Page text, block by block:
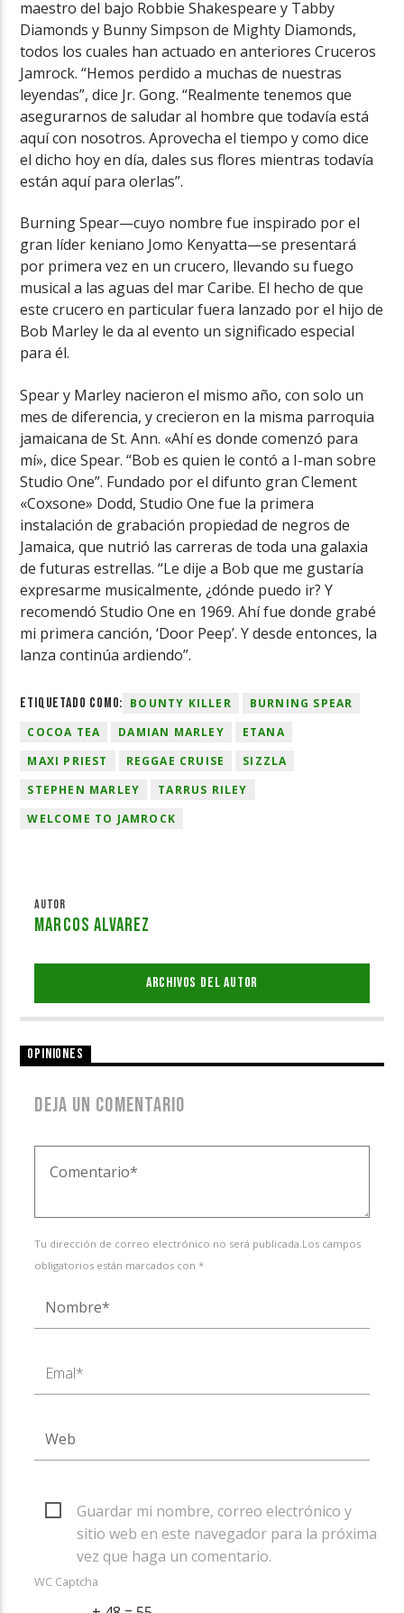
maestro del bajo Robbie Shakespeare y Tabby
Diamonds y Bunny Simpson de Mighty Diamonds,
todos los cuales han actuado en anteriores Cruceros
Jamrock. “Hemos perdido a muchas de nuestras
leyendas”, dice Jr. Gong. “Realmente tenemos que
asegurarnos de saludar al hombre que todavía está
aquí con nosotros. Aprovecha el tiempo y como dice
el dicho hoy en día, dales sus flores mientras todavía
están aquí para olerlas”.
Burning Spear—cuyo nombre fue inspirado por el
gran líder keniano Jomo Kenyatta—se presentará
por primera vez en un crucero, llevando su fuego
musical a las aguas del mar Caribe. El hecho de que
este crucero en particular fuera lanzado por el hijo de
Bob Marley le da al evento un significado especial
para él.
Spear y Marley nacieron el mismo año, con solo un
mes de diferencia, y crecieron en la misma parroquia
jamaicana de St. Ann. «Ahí es donde comenzó para
mí», dice Spear. “Bob es quien le contó a I-man sobre
Studio One”. Fundado por el difunto gran Clement
«Coxsone» Dodd, Studio One fue la primera
instalación de grabación propiedad de negros de
Jamaica, que nutrió las carreras de toda una galaxia
de futuras estrellas. “Le dije a Bob que me gustaría
expresarme musicalmente, ¿dónde puedo ir? Y
recomendó Studio One en 1969. Ahí fue donde grabé
mi primera canción, ‘Door Peep’. Y desde entonces, la
lanza continúa ardiendo”.
ETIQUETADO COMO: BOUNTY KILLER
BURNING SPEAR
COCOA TEA
DAMIAN MARLEY
ETANA
MAXI PRIEST
REGGAE CRUISE
SIZZLA
STEPHEN MARLEY
TARRUS RILEY
WELCOME TO JAMROCK
AUTOR
MARCOS ALVAREZ
ARCHIVOS DEL AUTOR
OPINIONES
DEJA UN COMENTARIO
Tu dirección de correo electrónico no será publicada.Los campos
obligatorios están marcados con *
Guardar mi nombre, correo electrónico y
sitio web en este navegador para la próxima
vez que haga un comentario.
WC Captcha